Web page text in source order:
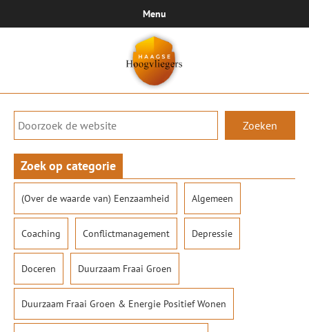
Menu
Zoeken
Zoek op categorie
(Over de waarde van) Eenzaamheid Algemeen
Coaching Conflictmanagement Depressie
Doceren Duurzaam Fraai Groen
Duurzaam Fraai Groen & Energie Positief Wonen